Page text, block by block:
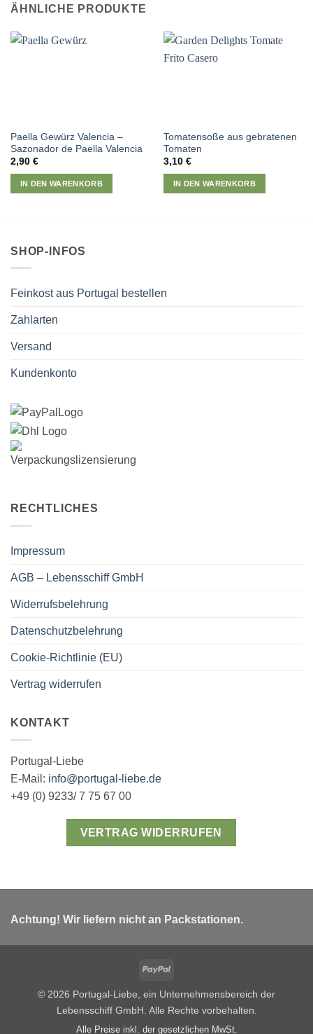
ÄHNLICHE PRODUKTE
Paella Gewürz Valencia –
Sazonador de Paella Valencia
2,90 €
IN DEN WARENKORB
Tomatensoße aus gebratenen
Tomaten
3,10 €
IN DEN WARENKORB
SHOP-INFOS
Feinkost aus Portugal bestellen
Zahlarten
Versand
Kundenkonto
RECHTLICHES
Impressum
AGB – Lebensschiff GmbH
Widerrufsbelehrung
Datenschutzbelehrung
Cookie-Richtlinie (EU)
Vertrag widerrufen
KONTAKT
Portugal-Liebe
E-Mail: info@portugal-liebe.de
+49 (0) 9233/ 7 75 67 00
VERTRAG WIDERRUFEN
Achtung! Wir liefern nicht an Packstationen.
PayPal
© 2026 Portugal-Liebe, ein Unternehmensbereich der
Lebensschiff GmbH. Alle Rechte vorbehalten.
Alle Preise inkl. der gesetzlichen MwSt.